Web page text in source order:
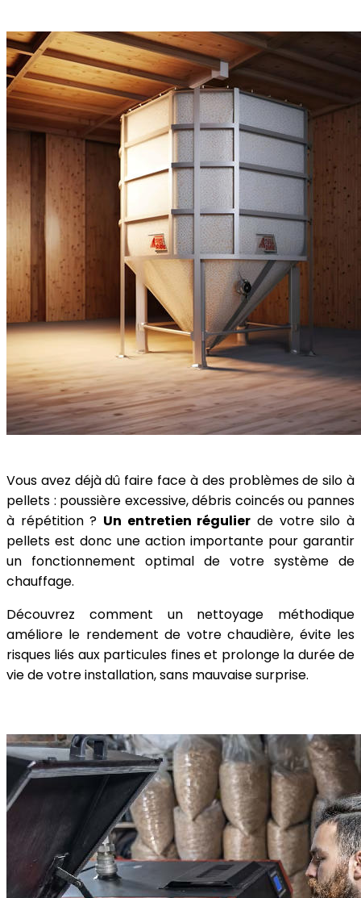
Vous avez déjà dû faire face à des problèmes de silo à
pellets : poussière excessive, débris coincés ou pannes
à répétition ? Un entretien régulier de votre silo à
pellets est donc une action importante pour garantir
un fonctionnement optimal de votre système de
chauffage.
Découvrez comment un nettoyage méthodique
améliore le rendement de votre chaudière, évite les
risques liés aux particules fines et prolonge la durée de
vie de votre installation, sans mauvaise surprise.